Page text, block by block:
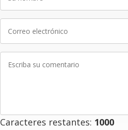
nombre
electrónico
Caracteres restantes: 1000